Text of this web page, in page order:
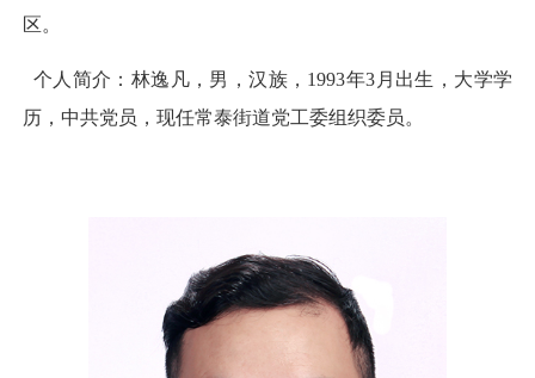
区。
个人简介：林逸凡，男，汉族，1993年3月出生，大学学
历，中共党员，现任常泰街道党工委组织委员。